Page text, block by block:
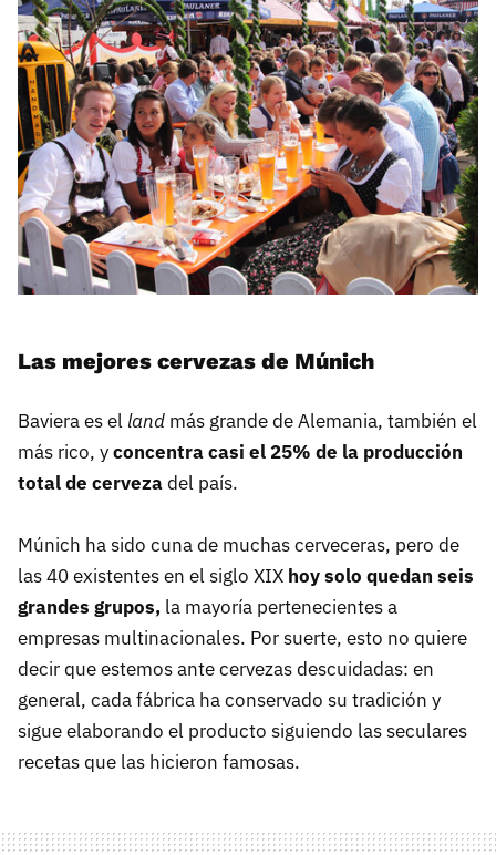
Las mejores cervezas de Múnich
Baviera es el land más grande de Alemania, también el
más rico, yconcentra casi el 25% de la producción
total de cervezadel país.
Múnich ha sido cuna de muchas cerveceras, pero de
las 40 existentes en el siglo XIX hoy solo quedan seis
grandes grupos, la mayoría pertenecientes a
empresas multinacionales. Por suerte, esto no quiere
decir que estemos ante cervezas descuidadas: en
general, cada fábrica ha conservado su tradición y
sigue elaborando el producto siguiendo las seculares
recetas que las hicieron famosas.